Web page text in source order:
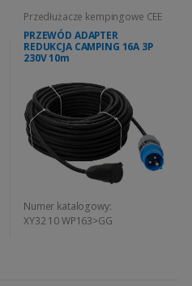
Przedłużacze kempingowe CEE
PRZEWÓD ADAPTER
REDUKCJA CAMPING 16A 3P
230V 10m
Numer katalogowy:
XY32 10 WP163>GG